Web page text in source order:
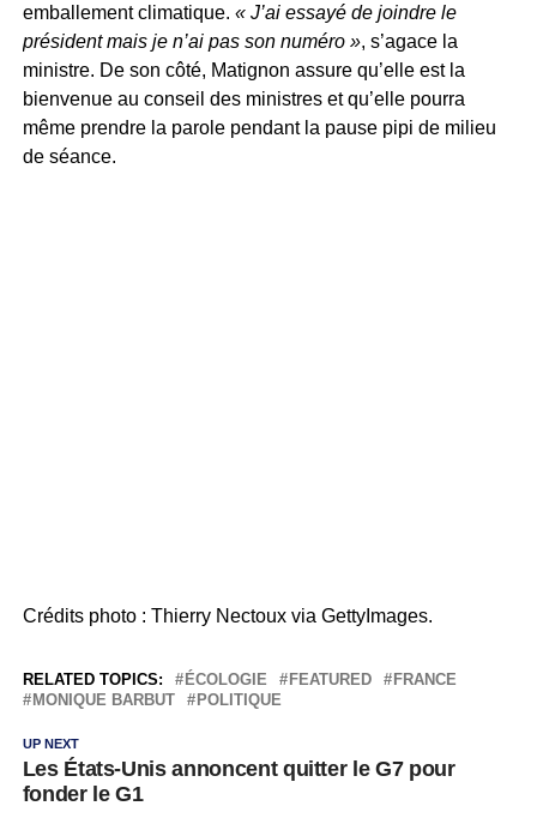
emballement climatique. « J’ai essayé de joindre le
président mais je n’ai pas son numéro », s’agace la
ministre. De son côté, Matignon assure qu’elle est la
bienvenue au conseil des ministres et qu’elle pourra
même prendre la parole pendant la pause pipi de milieu
de séance.
Crédits photo : Thierry Nectoux via GettyImages.
RELATED TOPICS: ÉCOLOGIE FEATURED
FRANCE
MONIQUE BARBUT
POLITIQUE
UP NEXT
Les États-Unis annoncent quitter le G7 pour
fonder le G1